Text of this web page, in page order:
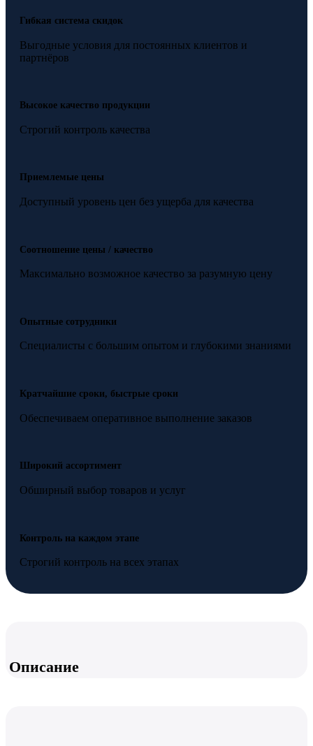
Гибкая система скидок
Выгодные условия для постоянных клиентов и
партнёров
Высокое качество продукции
Строгий контроль качества
Приемлемые цены
Доступный уровень цен без ущерба для качества
Соотношение цены / качество
Максимально возможное качество за разумную цену
Опытные сотрудники
Специалисты с большим опытом и глубокими знаниями
Кратчайшие сроки, быстрые сроки
Обеспечиваем оперативное выполнение заказов
Широкий ассортимент
Обширный выбор товаров и услуг
Контроль на каждом этапе
Строгий контроль на всех этапах
Описание